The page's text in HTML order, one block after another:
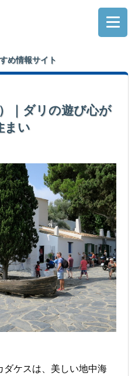
め情報サイト
｜ダリの遊び心が
まい
ダケスは、美しい地中海